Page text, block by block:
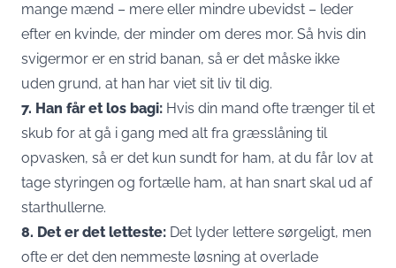
mange mænd – mere eller mindre ubevidst – leder
efter en kvinde, der minder om deres mor. Så hvis din
svigermor er en strid banan, så er det måske ikke
uden grund, at han har viet sit liv til dig.
7. Han får et los bagi: Hvis din mand ofte trænger til et
skub for at gå i gang med alt fra græsslåning til
opvasken, så er det kun sundt for ham, at du får lov at
tage styringen og fortælle ham, at han snart skal ud af
starthullerne.
8. Det er det letteste: Det lyder lettere sørgeligt, men
ofte er det den nemmeste løsning at overlade